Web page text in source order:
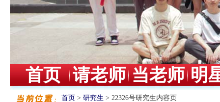
首页 请老师 当老师 明
首页 > 研究生 > 22326号研究生内容页